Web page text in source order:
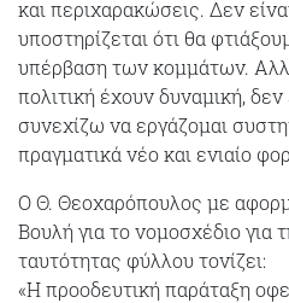
και περιχαρακώσεις. Δεν
υποστηρίζεται ότι θα
υπέρβαση των κομμάτων.
πολιτική έχουν δυναμική, δεν
συνεχίζω να εργάζομαι
πραγματικά νέο και ενιαίο
Ο Θ. Θεοχαρόπουλος με
Βουλή για το νομοσχέδιο για
ταυτότητας φύλλου τονίζει:
«Η προοδευτική παράταξη